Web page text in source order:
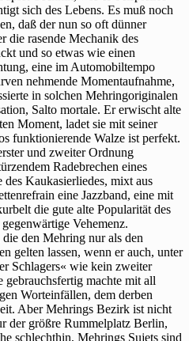
sich des Lebens. Es muß noch
daß der nun so oft dünner
die rasende Mechanik des
und so etwas wie einen
eine im Automobiltempo
nehmende Momentaufnahme,
in solchen Mehringoriginalen
Salto mortale. Er erwischt alte
Moment, ladet sie mit seiner
funktionierende Walze ist perfekt.
und zweiter Ordnung
Radebrechen eines
Kaukasierliedes, mixt aus
eine Jazzband, eine mit
die gute alte Popularität des
Vehemenz.
den Mehring nur als den
gelten lassen, wenn er auch, unter
Schlagers« wie kein zweiter
gebrauchsfertig machte mit all
Worteinfällen, dem derben
Aber Mehrings Bezirk ist nicht
der größre Rummelplatz Berlin,
schlechthin, Mehrings Sujets sind